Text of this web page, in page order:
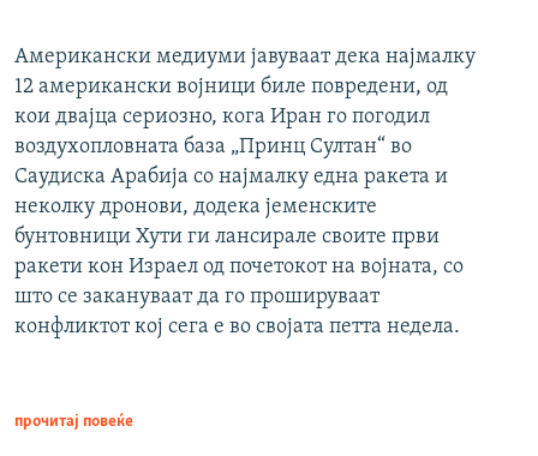
Американски медиуми јавуваат дека најмалку
12 американски војници биле повредени, од
кои двајца сериозно, кога Иран го погодил
воздухопловната база „Принц Султан“ во
Саудиска Арабија со најмалку една ракета и
неколку дронови, додека јеменските
бунтовници Хути ги лансирале своите први
ракети кон Израел од почетокот на војната, со
што се закануваат да го прошируваат
конфликтот кој сега е во својата петта недела.
прочитај повеќе